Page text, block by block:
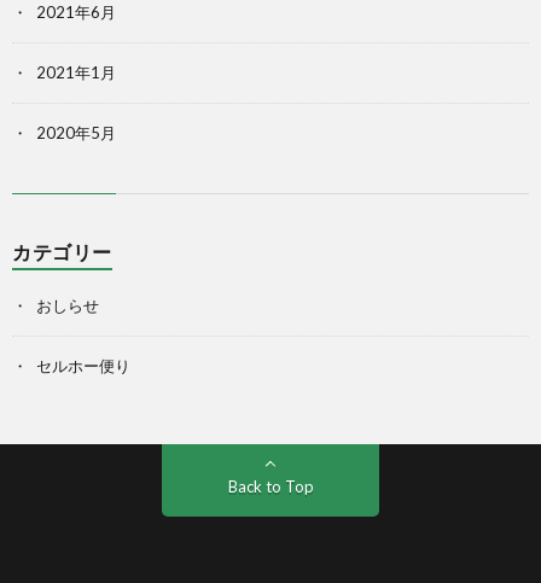
2021年6月
2021年1月
2020年5月
カテゴリー
おしらせ
セルホー便り
Back to Top